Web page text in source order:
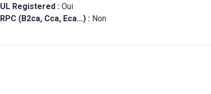
UL Registered : Oui
RPC (B2ca, Cca, Eca...) : Non